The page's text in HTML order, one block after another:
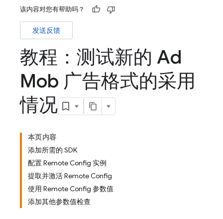
该内容对您有帮助吗？
发送反馈
教程：测试新的 Ad
Mob 广告格式的采用
情况
本页内容
添加所需的 SDK
配置 Remote Config 实例
提取并激活 Remote Config
使用 Remote Config 参数值
添加其他参数值检查